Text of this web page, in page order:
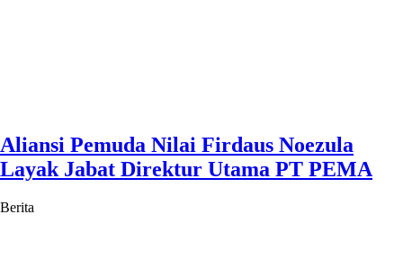
Aliansi Pemuda Nilai Firdaus Noezula
Layak Jabat Direktur Utama PT PEMA
Berita